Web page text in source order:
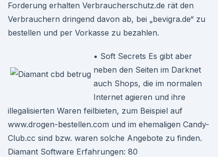
Forderung erhalten Verbraucherschutz.de rät den
Verbrauchern dringend davon ab, bei „bevigra.de“ zu
bestellen und per Vorkasse zu bezahlen.
• Soft Secrets Es gibt aber
neben den Seiten im Darknet
auch Shops, die im normalen
Internet agieren und ihre
illegalisierten Waren feilbieten, zum Beispiel auf
www.drogen-bestellen.com und im ehemaligen Candy-
Club.cc sind bzw. waren solche Angebote zu finden.
Diamant Software Erfahrungen: 80